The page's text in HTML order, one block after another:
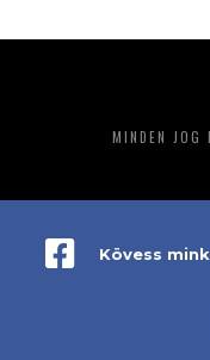
MINDEN
ADATKEZELÉS
Kövess